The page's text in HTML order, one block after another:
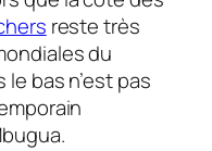
reste très
du
bas n’est pas